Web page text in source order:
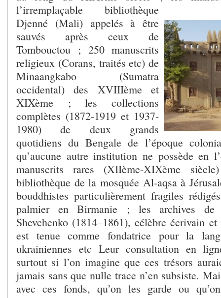
l’irremplaçable bibliothèque
Djenné (Mali) appelés à être
sauvés après ceux de
Tombouctou ; 250 manuscrits
religieux (Corans, traités etc) de
Minaangkabo (Sumatra
occidental) des XVIIIème et
XIXème ; les collections
complètes (1872-1919 et 1937-
1980) de deux grands
quotidiens du Bengale de l’époque
qu’aucune autre institution ne possède en
manuscrits rares (XIIème-XIXème
bibliothèque de la mosquée Al-aqsa à
bouddhistes particulièrement fragiles
palmier en Birmanie ; les archives de
Shevchenko (1814–1861), célèbre écrivain
est tenue comme fondatrice pour la
ukrainiennes etc Leur consultation en
surtout si l’on imagine que ces trésors
jamais sans que nulle trace n’en subsiste.
avec ces fonds, qu’on les garde ou